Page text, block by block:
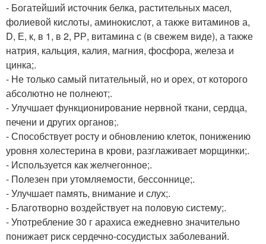
- Богатейший источник белка, растительных масел,
фолиевой кислоты, аминокислот, а также витаминов а,
D, Е, к, в 1, в 2, PР, витамина с (в свежем виде), а также
натрия, кальция, калия, магния, фосфора, железа и
цинка;.
- Не только самый питательный, но и орех, от которого
абсолютно не полнеют;.
- Улучшает функционирование нервной ткани, сердца,
печени и других органов;.
- Способствует росту и обновлению клеток, понижению
уровня холестерина в крови, разглаживает морщинки;.
- Используется как желчегонное;.
- Полезен при утомляемости, бессоннице;.
- Улучшает память, внимание и слух;.
- Благотворно воздействует на половую систему;.
- Употребление 30 г арахиса ежедневно значительно
понижает риск сердечно-сосудистых заболеваний.